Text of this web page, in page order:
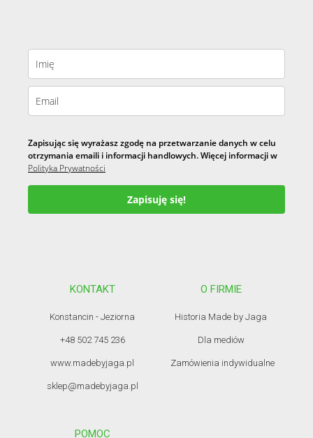
Zapisując się wyrażasz zgodę na przetwarzanie danych w celu
otrzymania emaili i informacji handlowych. Więcej informacji w
Polityka Prywatności
Zapisuję się!
KONTAKT
Konstancin - Jeziorna
+48 502 745 236
www.madebyjaga.pl
sklep@madebyjaga.pl
O FIRMIE
Historia Made by Jaga
Dla mediów
Zamówienia indywidualne
POMOC